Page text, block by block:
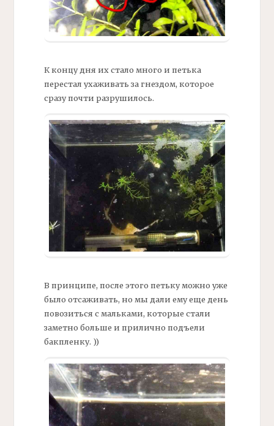
К концу дня их стало много и петька
перестал ухаживать за гнездом, которое
сразу почти разрушилось.
В принципе, после этого петьку можно уже
было отсаживать, но мы дали ему еще день
повозиться с мальками, которые стали
заметно больше и прилично подъели
бакпленку. ))